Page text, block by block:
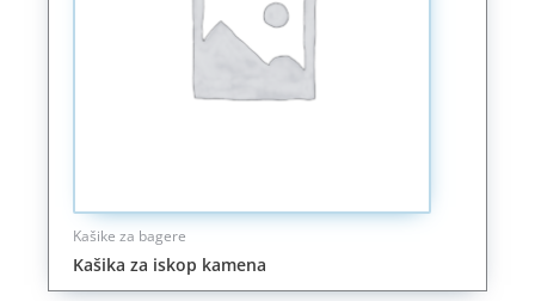
Kašike za bagere
Kašika za iskop kamena